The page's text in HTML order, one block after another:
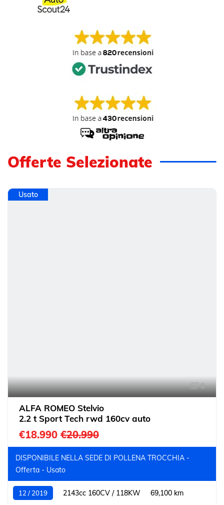
Offerte Selezionate
Usato
8
ALFA ROMEO Stelvio
2.2 t Sport Tech rwd 160cv auto
€18.990 €20.990
DISPONIBILE NELLA SEDE DI POLLENA TROCCHIA -
Offerta - Usato
12 / 2019 2143cc 160CV / 118KW
69,100 km